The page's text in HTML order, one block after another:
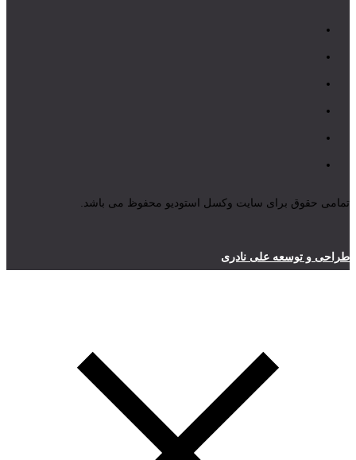
تمامی حقوق برای سایت وکسل استودیو محفوظ می باشد.
طراحی و توسعه علی نادری